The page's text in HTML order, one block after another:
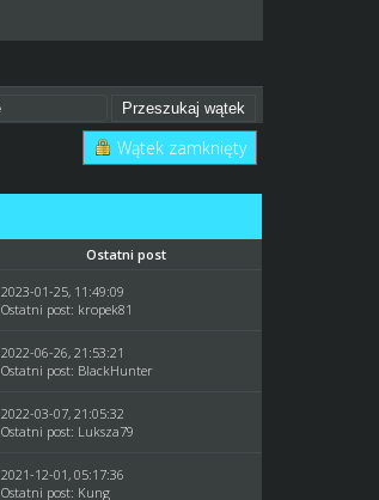
Wątek zamknięty
Ostatni post
2023-01-25, 11:49:09
Ostatni post: kropek81
2022-06-26, 21:53:21
Ostatni post: BlackHunter
2022-03-07, 21:05:32
Ostatni post: Luksza79
2021-12-01, 05:17:36
Ostatni post: Kung